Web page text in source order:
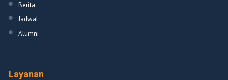
Berita
Jadwal
Alumni
Layanan